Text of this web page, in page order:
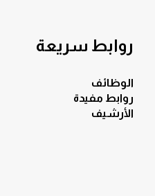
روابط سريعة
الوظائف
روابط مفيدة
الأرشيف